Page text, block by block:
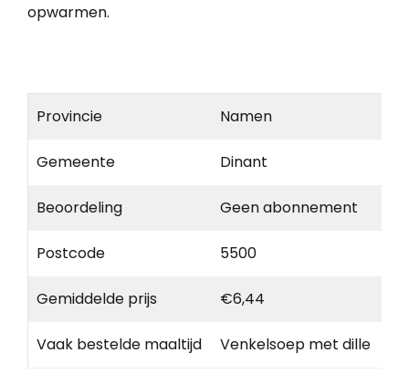
opwarmen.
Provincie Namen
Gemeente Dinant
Beoordeling Geen abonnement
Postcode 5500
Gemiddelde prijs €6,44
Vaak bestelde maaltijd Venkelsoep met dille